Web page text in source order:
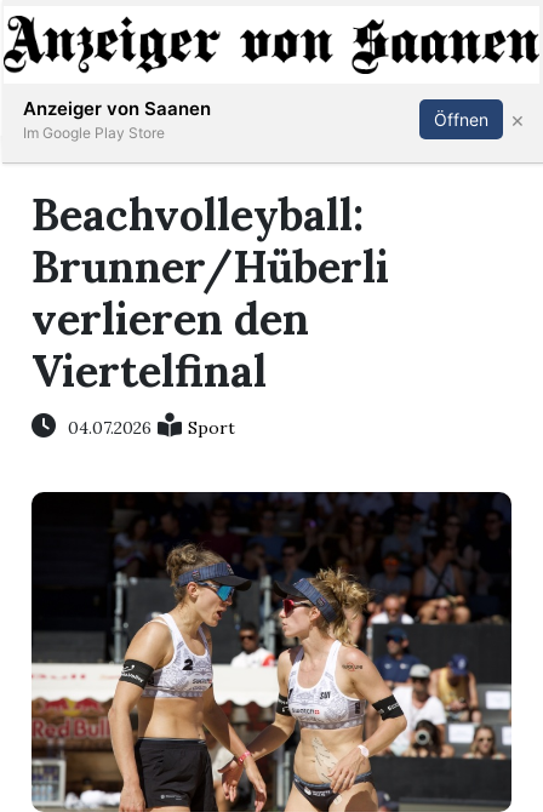
Events
Abonnieren Anmelden
Beachvolleyball:
Brunner/Hüberli
verlieren den
Viertelfinal
04.07.2026 Sport
Anzeiger von Saanen
Im Google Play Store
Öffnen ×